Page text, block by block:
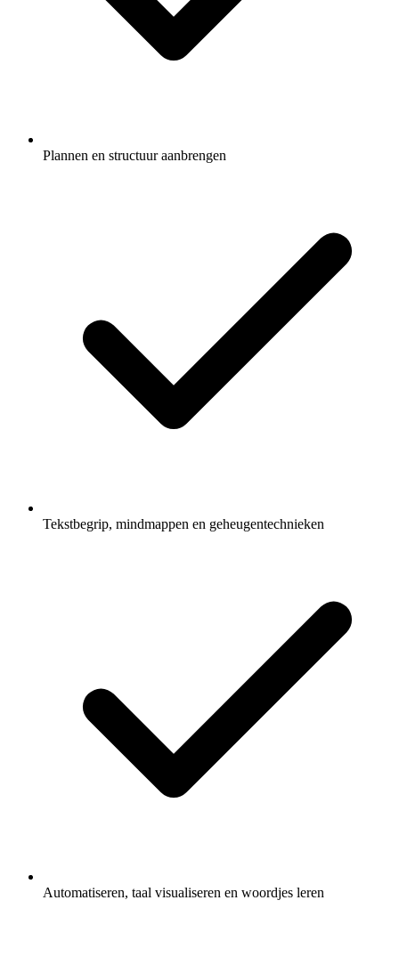
Plannen en structuur aanbrengen
Tekstbegrip, mindmappen en geheugentechnieken
Automatiseren, taal visualiseren en woordjes leren